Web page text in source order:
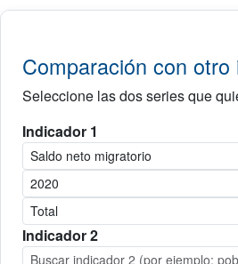
Comparación con otro
Seleccione las dos series que
Indicador 1
Indicador 2